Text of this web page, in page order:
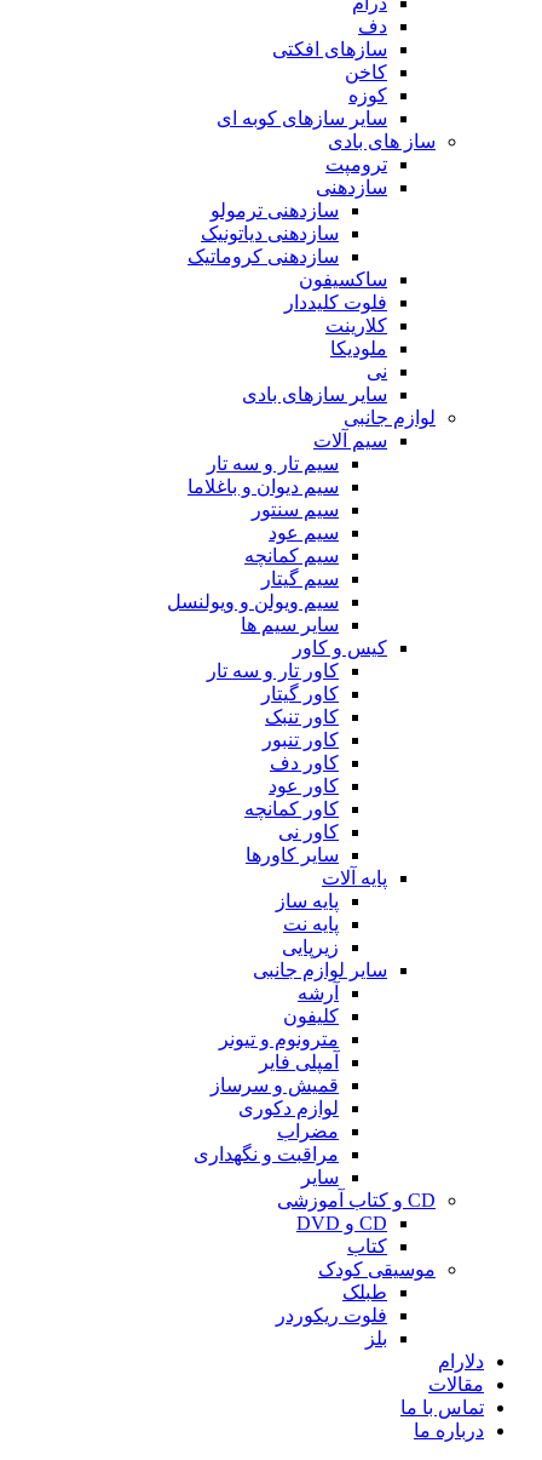
دف
سازهای افکتی
کاخن
کوزه
سایر سازهای کوبه ای
ساز های بادی
ترومپت
سازدهنی
سازدهنی ترمولو
سازدهنی دیاتونیک
سازدهنی کروماتیک
ساکسیفون
فلوت کلیددار
کلارینت
ملودیکا
نی
سایر سازهای بادی
لوازم جانبی
سیم آلات
سیم تار و سه تار
سیم دیوان و باغلاما
سیم سنتور
سیم عود
سیم کمانچه
سیم گیتار
سیم ویولن و ویولنسل
سایر سیم ها
کیس و کاور
کاور تار و سه تار
کاور گیتار
کاور تنبک
کاور تنبور
کاور دف
کاور عود
کاور کمانچه
کاور نی
سایر کاورها
پایه آلات
پایه ساز
پایه نت
زیرپایی
سایر لوازم جانبی
آرشه
کلیفون
مترونوم و تیونر
آمپلی فایر
قمیش و سرساز
لوازم دکوری
مضراب
مراقبت و نگهداری
سایر
CD و کتاب آموزشی
CD و DVD
کتاب
موسیقی کودک
طبلک
فلوت ریکوردر
بلز
دلارام
مقالات
تماس با ما
درباره ما